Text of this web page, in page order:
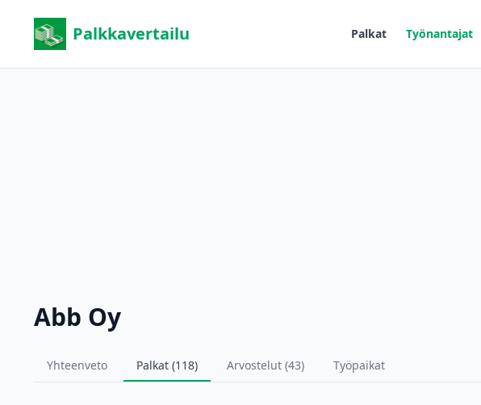
Palkkavertailu Palkat Työnantajat
Abb Oy
Yhteenveto Palkat (118) Arvostelut (43) Työpaikat